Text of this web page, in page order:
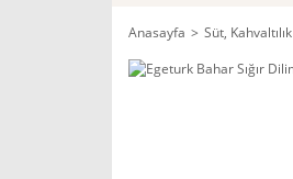
Anasayfa Süt, Kahvaltılık